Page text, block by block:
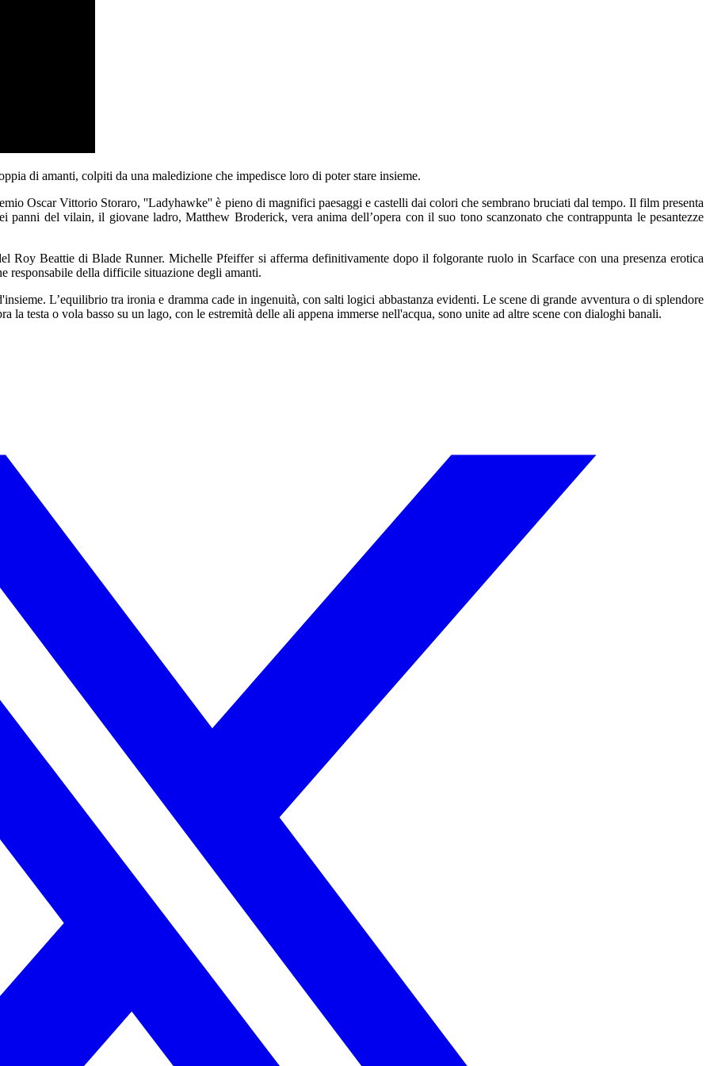
di amanti, colpiti da una maledizione che impedisce loro di poter stare insieme.
Oscar Vittorio Storaro, ''Ladyhawke'' è pieno di magnifici paesaggi e castelli dai colori che sembrano bruciati dal tempo. Il film presenta
del vilain, il giovane ladro, Matthew Broderick, vera anima dell’opera con il suo tono scanzonato che contrappunta le pesantezze
Roy Beattie di Blade Runner. Michelle Pfeiffer si afferma definitivamente dopo il folgorante ruolo in Scarface con una presenza erotica
responsabile della difficile situazione degli amanti.
L’equilibrio tra ironia e dramma cade in ingenuità, con salti logici abbastanza evidenti. Le scene di grande avventura o di splendore
la testa o vola basso su un lago, con le estremità delle ali appena immerse nell'acqua, sono unite ad altre scene con dialoghi banali.